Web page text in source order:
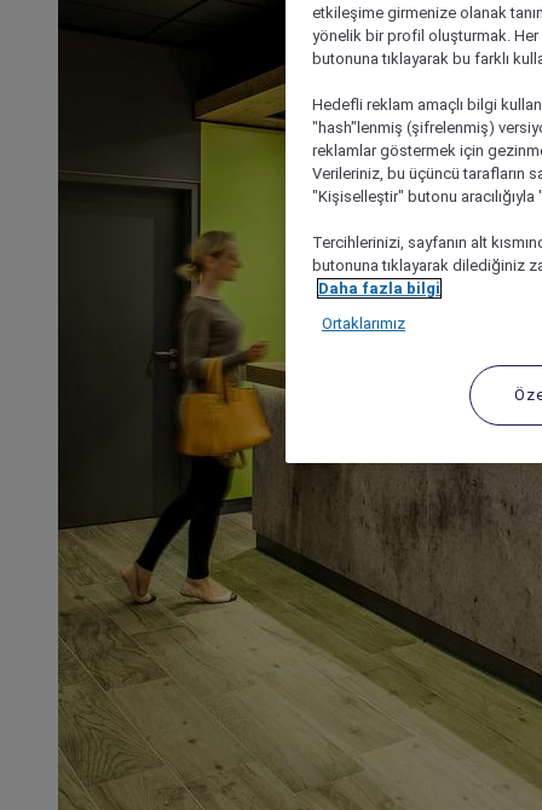
etkileşime girmenize olanak
yönelik bir profil oluşturmak.
butonuna tıklayarak bu farklı
Hedefli reklam amaçlı bilgi
"hash"lenmiş (şifrelenmiş)
reklamlar göstermek için
Verileriniz, bu üçüncü tarafların
"Kişiselleştir" butonu
Tercihlerinizi, sayfanın alt
butonuna tıklayarak dilediğiniz
Daha fazla bilgi
Ortaklarımız